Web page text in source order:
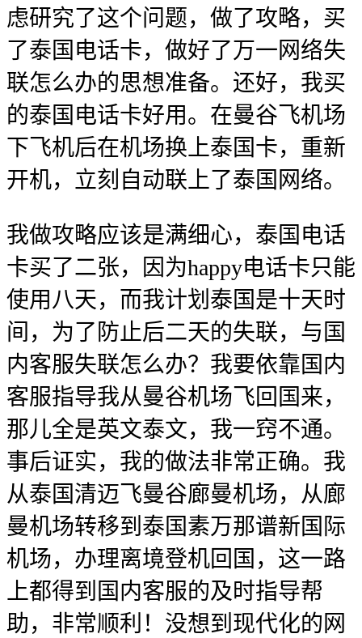
虑研究了这个问题，做了攻略，买
了泰国电话卡，做好了万一网络失
联怎么办的思想准备。还好，我买
的泰国电话卡好用。在曼谷飞机场
下飞机后在机场换上泰国卡，重新
开机，立刻自动联上了泰国网络。
我做攻略应该是满细心，泰国电话
卡买了二张，因为happy电话卡只能
使用八天，而我计划泰国是十天时
间，为了防止后二天的失联，与国
内客服失联怎么办？我要依靠国内
客服指导我从曼谷机场飞回国来，
那儿全是英文泰文，我一窍不通。
事后证实，我的做法非常正确。我
从泰国清迈飞曼谷廊曼机场，从廊
曼机场转移到泰国素万那谱新国际
机场，办理离境登机回国，这一路
上都得到国内客服的及时指导帮
助，非常顺利！没想到现代化的网